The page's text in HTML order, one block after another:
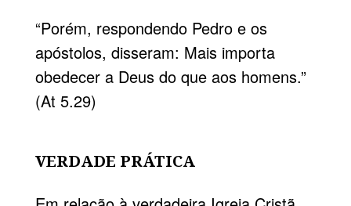
“Porém, respondendo Pedro e os
apóstolos, disseram: Mais importa
obedecer a Deus do que aos homens.”
(At 5.29)
VERDADE PRÁTICA